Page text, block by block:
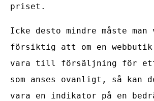
priset.
Icke desto mindre måste man
försiktig att om en
vara till försäljning för
som anses ovanligt, så kan
vara en indikator på en